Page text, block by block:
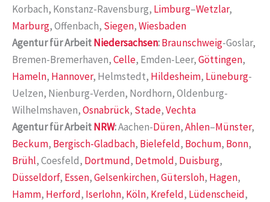
Korbach, Konstanz-Ravensburg, Limburg–Wetzlar,
Marburg, Offenbach, Siegen,Wiesbaden
Agentur für ArbeitNiedersachsen:Braunschweig-Goslar,
Bremen-Bremerhaven,Celle, Emden-Leer,Göttingen,
Hameln, Hannover, Helmstedt, Hildesheim, Lüneburg-
Uelzen, Nienburg-Verden, Nordhorn, Oldenburg-
Wilhelmshaven,Osnabrück, Stade,Vechta
Agentur für ArbeitNRW:Aachen-Düren,Ahlen–Münster,
Beckum, Bergisch-Gladbach, Bielefeld, Bochum, Bonn,
Brühl, Coesfeld, Dortmund, Detmold, Duisburg,
Düsseldorf, Essen,Gelsenkirchen,Gütersloh, Hagen,
Hamm, Herford, Iserlohn, Köln, Krefeld, Lüdenscheid,